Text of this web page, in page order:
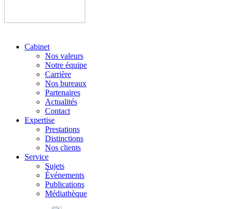
Cabinet
Nos valeurs
Notre équipe
Carrière
Nos bureaux
Partenaires
Actualités
Contact
Expertise
Prestations
Distinctions
Nos clients
Service
Sujets
Événements
Publications
Médiathèque